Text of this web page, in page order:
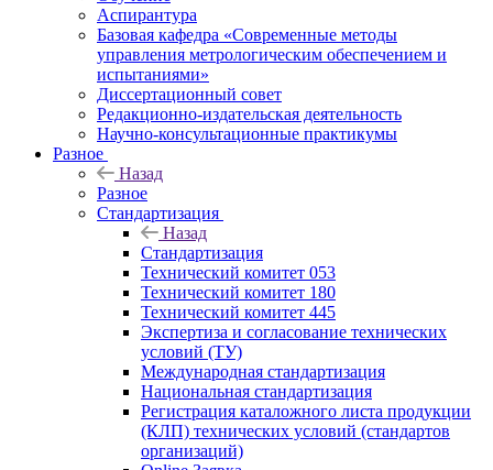
Аспирантура
Базовая кафедра «Современные методы
управления метрологическим обеспечением и
испытаниями»
Диссертационный совет
Редакционно-издательская деятельность
Научно-консультационные практикумы
Разное
Назад
Разное
Стандартизация
Назад
Стандартизация
Технический комитет 053
Технический комитет 180
Технический комитет 445
Экспертиза и согласование технических
условий (ТУ)
Международная стандартизация
Национальная стандартизация
Регистрация каталожного листа продукции
(КЛП) технических условий (стандартов
организаций)